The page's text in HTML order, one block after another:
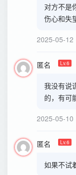
对方不是
伤心和失
2025-05-12
匿名 Lv.6
我没有说
的，有可
2025-05-10
匿名 Lv.6
如果不试